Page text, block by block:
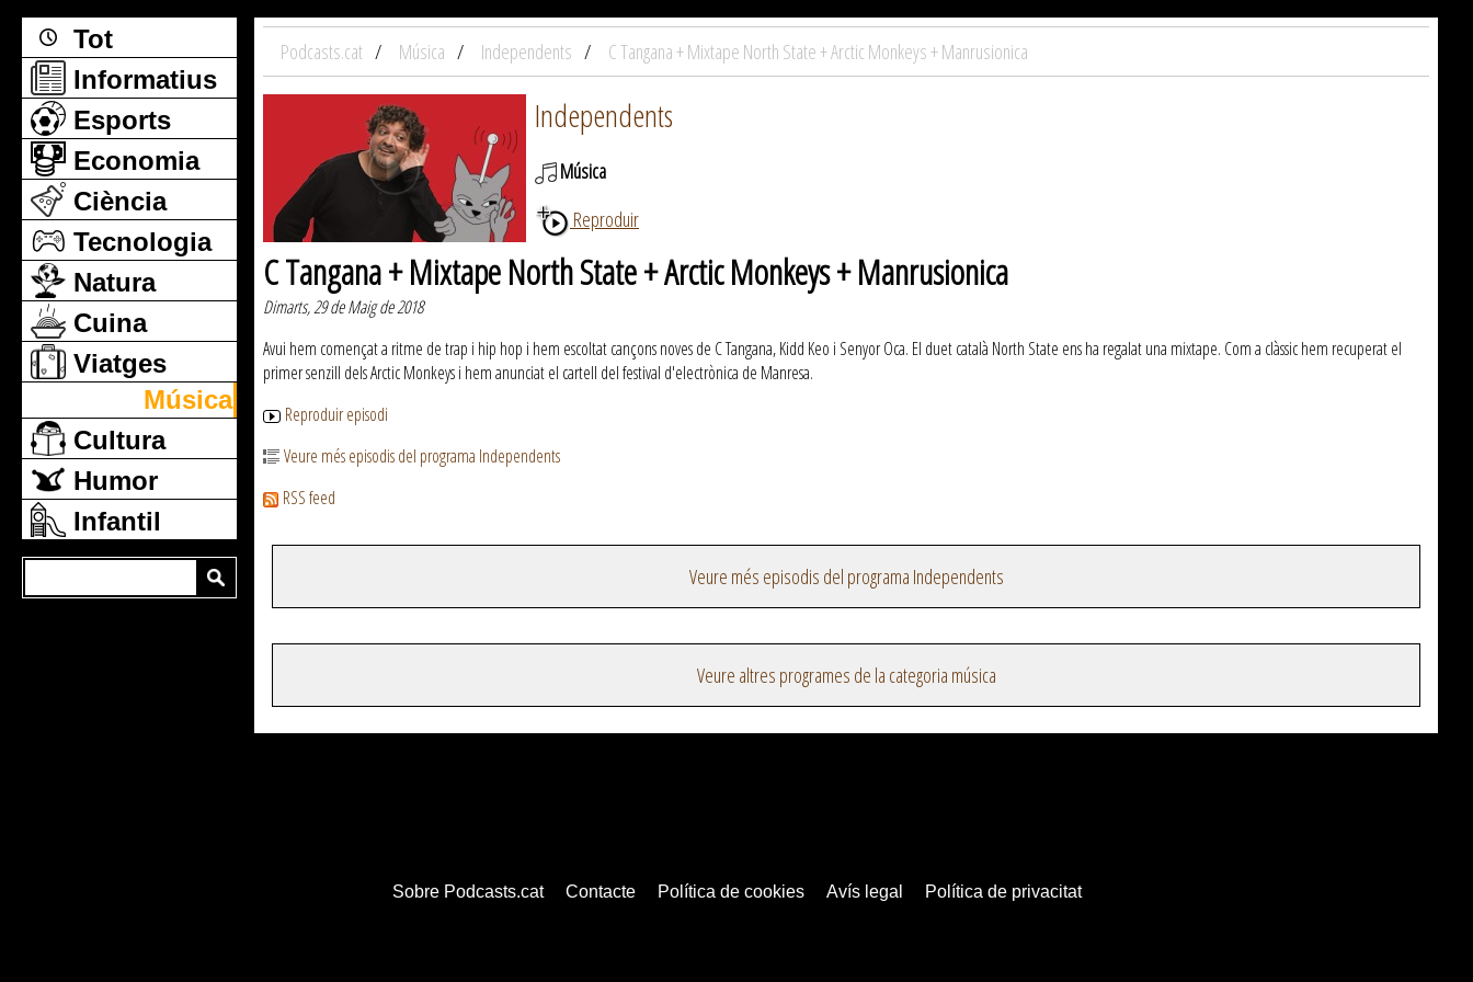
Tot
Informatius
Esports
Economia
Ciència
Tecnologia
Natura
Cuina
Viatges
Música
Cultura
Humor
Infantil
Podcasts.cat Música Independents C Tangana + Mixtape North State + Arctic Monkeys + Manrusionica
Independents
Música
Reproduir
C Tangana + Mixtape North State + Arctic Monkeys + Manrusionica
Dimarts, 29 de Maig de 2018
Avui hem començat a ritme de trap i hip hop i hem escoltat cançons noves de C Tangana, Kidd Keo i Senyor Oca. El duet català North State ens ha regalat una mixtape. Com a clàssic hem recuperat el
primer senzill dels Arctic Monkeys i hem anunciat el cartell del festival d'electrònica de Manresa.
Reproduir episodi
Veure més episodis del programa Independents
RSS feed
Veure més episodis del programa Independents
Veure altres programes de la categoria música
Sobre Podcasts.cat Contacte Política de cookies Avís legal Política de privacitat